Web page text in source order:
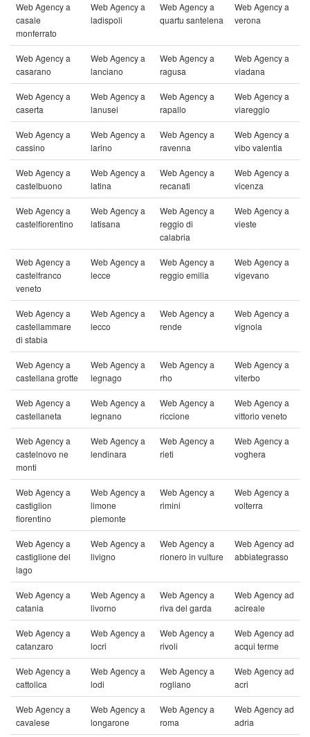
Web Agency a
casale
monferrato
Web Agency a
ladispoli
Web Agency a
quartu santelena
Web Agency a
verona
Web Agency a
casarano
Web Agency a
lanciano
Web Agency a
ragusa
Web Agency a
viadana
Web Agency a
caserta
Web Agency a
lanusei
Web Agency a
rapallo
Web Agency a
viareggio
Web Agency a
cassino
Web Agency a
larino
Web Agency a
ravenna
Web Agency a
vibo valentia
Web Agency a
castelbuono
Web Agency a
latina
Web Agency a
recanati
Web Agency a
vicenza
Web Agency a
castelfiorentino
Web Agency a
latisana
Web Agency a
reggio di
calabria
Web Agency a
vieste
Web Agency a
castelfranco
veneto
Web Agency a
lecce
Web Agency a
reggio emilia
Web Agency a
vigevano
Web Agency a
castellammare
di stabia
Web Agency a
lecco
Web Agency a
rende
Web Agency a
vignola
Web Agency a
castellana grotte
Web Agency a
legnago
Web Agency a
rho
Web Agency a
viterbo
Web Agency a
castellaneta
Web Agency a
legnano
Web Agency a
riccione
Web Agency a
vittorio veneto
Web Agency a
castelnovo ne
monti
Web Agency a
lendinara
Web Agency a
rieti
Web Agency a
voghera
Web Agency a
castiglion
fiorentino
Web Agency a
limone
piemonte
Web Agency a
rimini
Web Agency a
volterra
Web Agency a
castiglione del
lago
Web Agency a
livigno
Web Agency a
rionero in vulture
Web Agency ad
abbiategrasso
Web Agency a
catania
Web Agency a
livorno
Web Agency a
riva del garda
Web Agency ad
acireale
Web Agency a
catanzaro
Web Agency a
locri
Web Agency a
rivoli
Web Agency ad
acqui terme
Web Agency a
cattolica
Web Agency a
lodi
Web Agency a
rogliano
Web Agency ad
acri
Web Agency a
cavalese
Web Agency a
longarone
Web Agency a
roma
Web Agency ad
adria